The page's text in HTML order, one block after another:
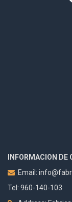
INFORMACION DE
Email:
Tel: 960-140-103